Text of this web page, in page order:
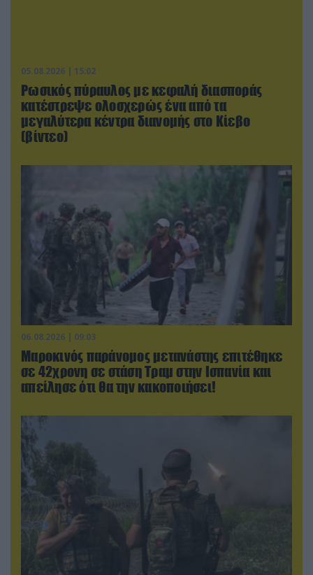
05.08.2026 | 15:02
Ρωσικός πύραυλος με κεφαλή διασποράς
κατέστρεψε ολοσχερώς ένα από τα
μεγαλύτερα κέντρα διανομής στο Κίεβο
(βίντεο)
06.08.2026 | 09:03
Μαροκινός παράνομος μετανάστης επιτέθηκε
σε 42χρονη σε στάση Τραμ στην Ισπανία και
απείλησε ότι θα την κακοποιήσει!